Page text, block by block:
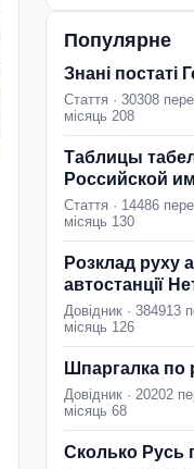
Популярне
Знані постаті
Стаття · 30308
місяць 208
Таблицы
Российской
Стаття · 14486
місяць 130
Розклад руху
автостанції
Довідник · 384913
місяць 126
Шпаргалка по
Довідник · 20202
місяць 68
Сколько Русь